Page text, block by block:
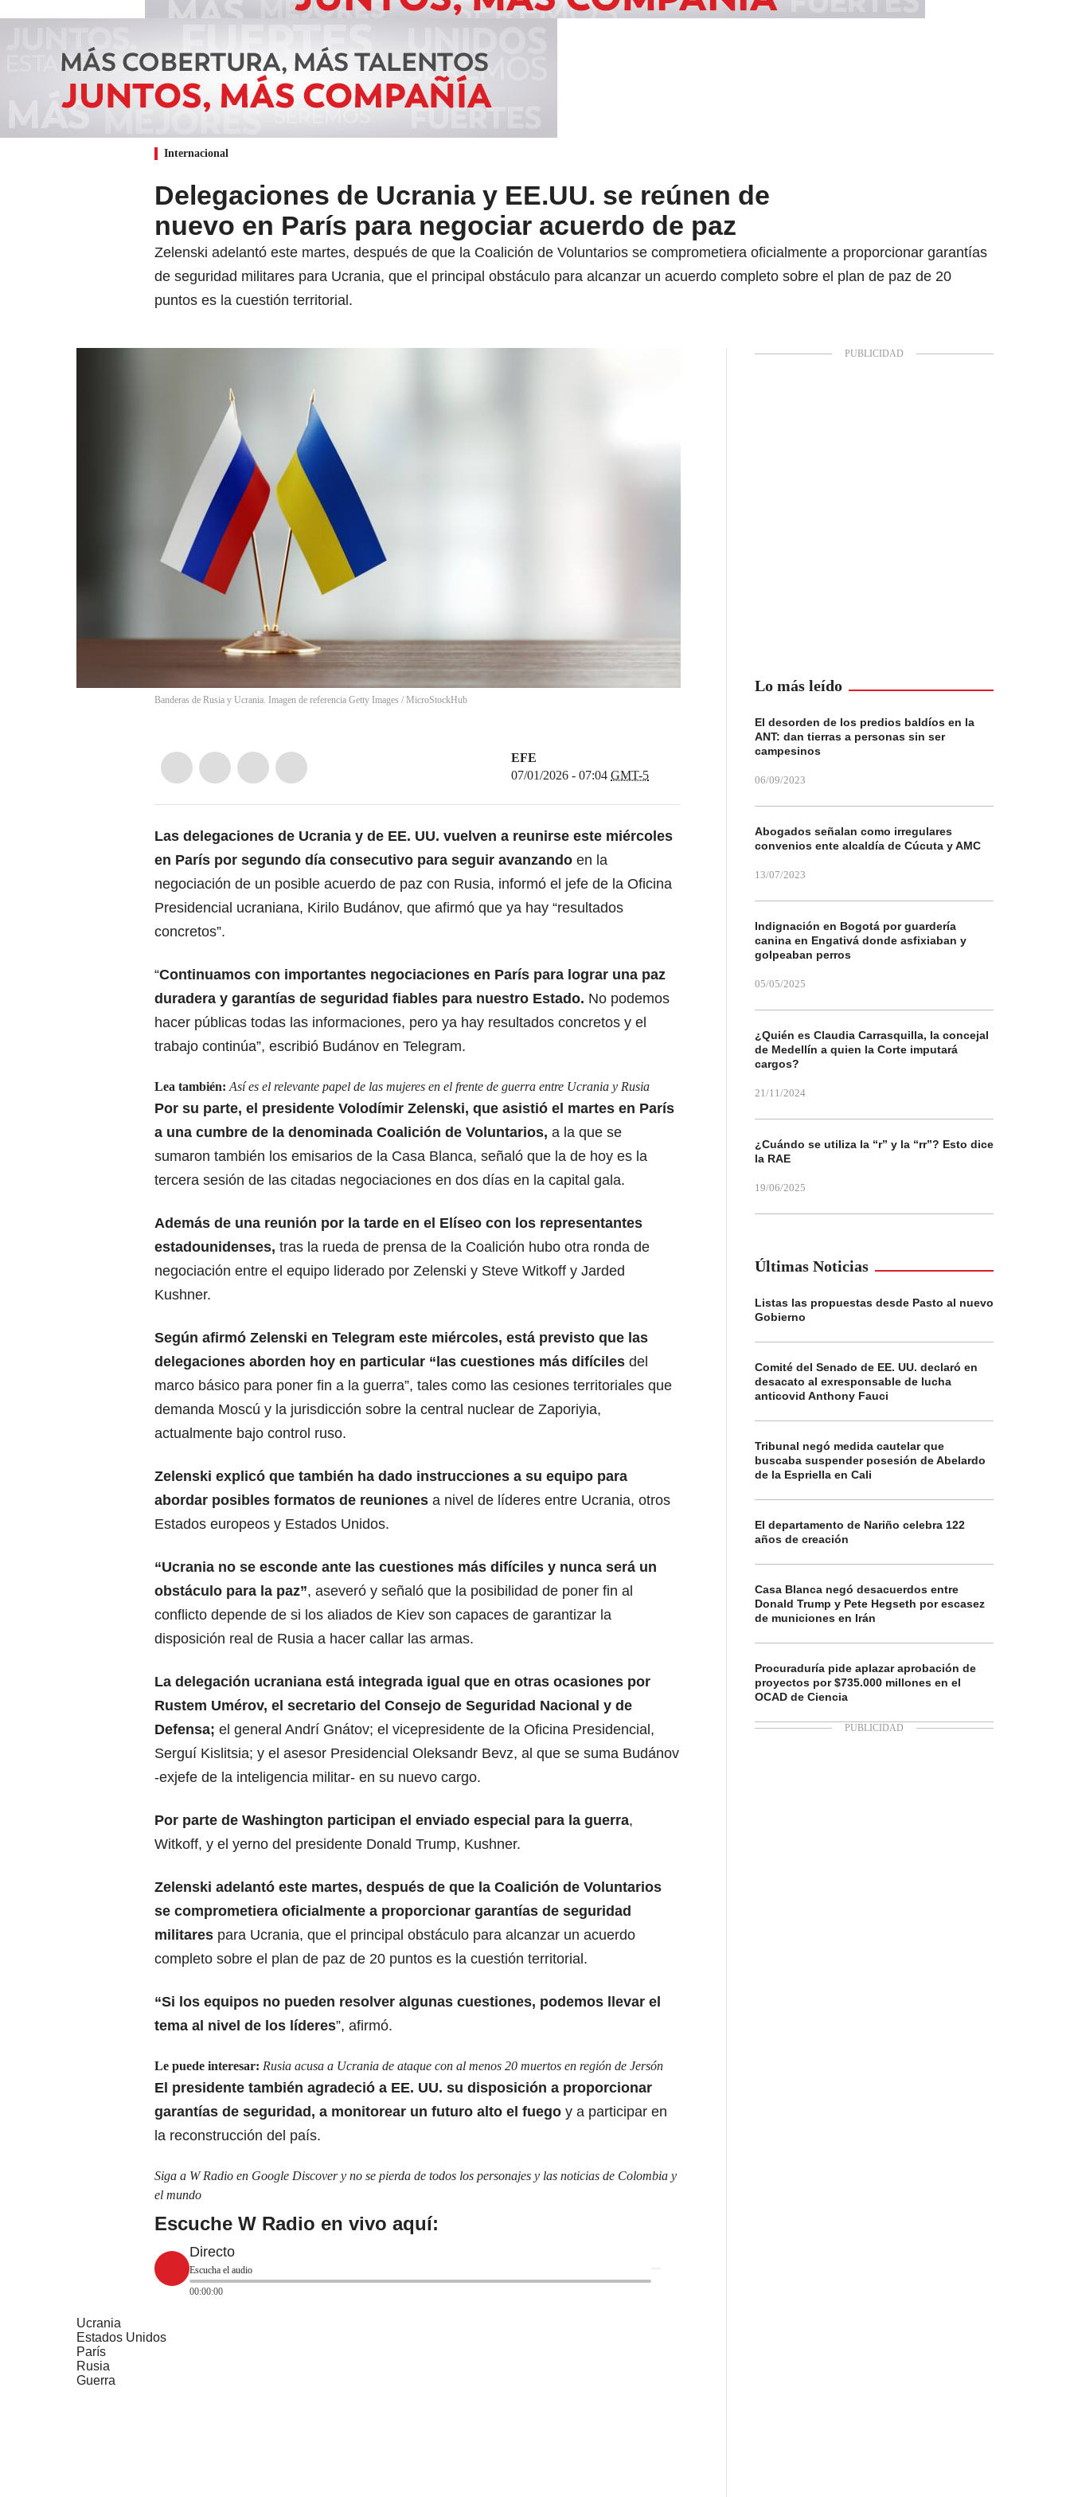
Internacional
Delegaciones de Ucrania y EE.UU. se reúnen de
nuevo en París para negociar acuerdo de paz
Zelenski adelantó este martes, después de que la Coalición de Voluntarios se comprometiera oficialmente a proporcionar garantías
de seguridad militares para Ucrania, que el principal obstáculo para alcanzar un acuerdo completo sobre el plan de paz de 20
puntos es la cuestión territorial.
Banderas de Rusia y Ucrania. Imagen de referencia Getty Images / MicroStockHub
EFE
07/01/2026 - 07:04 GMT-5
Las delegaciones de Ucrania y de EE. UU. vuelven a reunirse este miércoles
en París por segundo día consecutivo para seguir avanzando en la
negociación de un posible acuerdo de paz con Rusia, informó el jefe de la Oficina
Presidencial ucraniana, Kirilo Budánov, que afirmó que ya hay “resultados
concretos”.
“Continuamos con importantes negociaciones en París para lograr una paz
duradera y garantías de seguridad fiables para nuestro Estado. No podemos
hacer públicas todas las informaciones, pero ya hay resultados concretos y el
trabajo continúa”, escribió Budánov en Telegram.
Lea también: Así es el relevante papel de las mujeres en el frente de guerra entre Ucrania y Rusia
Por su parte, el presidente Volodímir Zelenski, que asistió el martes en París
a una cumbre de la denominada Coalición de Voluntarios, a la que se
sumaron también los emisarios de la Casa Blanca, señaló que la de hoy es la
tercera sesión de las citadas negociaciones en dos días en la capital gala.
Además de una reunión por la tarde en el Elíseo con los representantes
estadounidenses, tras la rueda de prensa de la Coalición hubo otra ronda de
negociación entre el equipo liderado por Zelenski y Steve Witkoff y Jarded
Kushner.
Según afirmó Zelenski en Telegram este miércoles, está previsto que las
delegaciones aborden hoy en particular “las cuestiones más difíciles del
marco básico para poner fin a la guerra”, tales como las cesiones territoriales que
demanda Moscú y la jurisdicción sobre la central nuclear de Zaporiyia,
actualmente bajo control ruso.
Zelenski explicó que también ha dado instrucciones a su equipo para
abordar posibles formatos de reuniones a nivel de líderes entre Ucrania, otros
Estados europeos y Estados Unidos.
“Ucrania no se esconde ante las cuestiones más difíciles y nunca será un
obstáculo para la paz”, aseveró y señaló que la posibilidad de poner fin al
conflicto depende de si los aliados de Kiev son capaces de garantizar la
disposición real de Rusia a hacer callar las armas.
La delegación ucraniana está integrada igual que en otras ocasiones por
Rustem Umérov, el secretario del Consejo de Seguridad Nacional y de
Defensa; el general Andrí Gnátov; el vicepresidente de la Oficina Presidencial,
Serguí Kislitsia; y el asesor Presidencial Oleksandr Bevz, al que se suma Budánov
-exjefe de la inteligencia militar- en su nuevo cargo.
Por parte de Washington participan el enviado especial para la guerra,
Witkoff, y el yerno del presidente Donald Trump, Kushner.
Zelenski adelantó este martes, después de que la Coalición de Voluntarios
se comprometiera oficialmente a proporcionar garantías de seguridad
militares para Ucrania, que el principal obstáculo para alcanzar un acuerdo
completo sobre el plan de paz de 20 puntos es la cuestión territorial.
“Si los equipos no pueden resolver algunas cuestiones, podemos llevar el
tema al nivel de los líderes”, afirmó.
Le puede interesar: Rusia acusa a Ucrania de ataque con al menos 20 muertos en región de Jersón
El presidente también agradeció a EE. UU. su disposición a proporcionar
garantías de seguridad, a monitorear un futuro alto el fuego y a participar en
la reconstrucción del país.
Siga a W Radio en Google Discover y no se pierda de todos los personajes y las noticias de Colombia y
el mundo
Escuche W Radio en vivo aquí:
Directo
Escucha el audio
00:00:00
Ucrania
Estados Unidos
París
Rusia
Guerra
Lo más leído
El desorden de los predios baldíos en la
ANT: dan tierras a personas sin ser
campesinos
06/09/2023
Abogados señalan como irregulares
convenios ente alcaldía de Cúcuta y AMC
13/07/2023
Indignación en Bogotá por guardería
canina en Engativá donde asfixiaban y
golpeaban perros
05/05/2025
¿Quién es Claudia Carrasquilla, la concejal
de Medellín a quien la Corte imputará
cargos?
21/11/2024
¿Cuándo se utiliza la “r” y la “rr”? Esto dice
la RAE
19/06/2025
Últimas Noticias
Listas las propuestas desde Pasto al nuevo
Gobierno
Comité del Senado de EE. UU. declaró en
desacato al exresponsable de lucha
anticovid Anthony Fauci
Tribunal negó medida cautelar que
buscaba suspender posesión de Abelardo
de la Espriella en Cali
El departamento de Nariño celebra 122
años de creación
Casa Blanca negó desacuerdos entre
Donald Trump y Pete Hegseth por escasez
de municiones en Irán
Procuraduría pide aplazar aprobación de
proyectos por $735.000 millones en el
OCAD de Ciencia